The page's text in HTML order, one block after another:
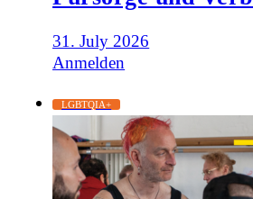
31. July 2026
Anmelden
LGBTQIA+